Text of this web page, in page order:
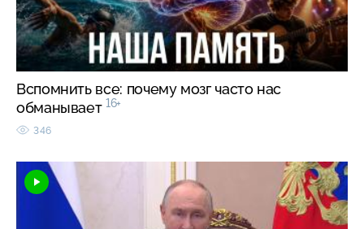
Вспомнить все: почему мозг часто нас
обманывает 16+
346